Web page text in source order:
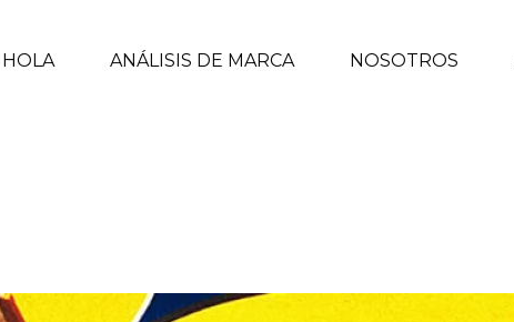
HOLA ANÁLISIS DE MARCA NOSOTROS